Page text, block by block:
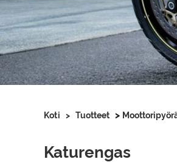
Koti > Tuotteet >
Katurengas